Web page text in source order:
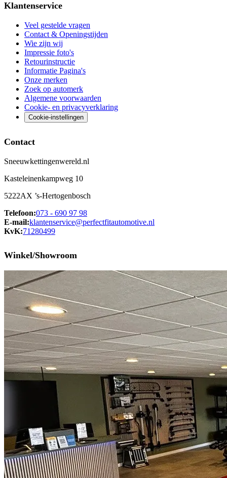
Klantenservice
Veel gestelde vragen
Contact & Openingstijden
Wie zijn wij
Impressie foto's
Retourinstructie
Informatie Pagina's
Onze merken
Zoek op automerk
Algemene voorwaarden
Cookie- en privacyverklaring
Cookie-instellingen
Contact
Sneeuwkettingenwereld.nl
Kasteleinenkampweg 10
5222AX ’s-Hertogenbosch
Telefoon:073 - 690 97 98
E-mail:klantenservice@perfectfitautomotive.nl
KvK:71280499
Winkel/Showroom